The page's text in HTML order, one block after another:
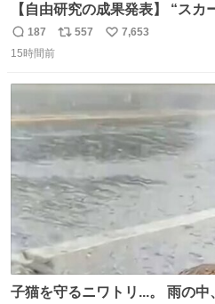
【自由研究の成果発表】 “ス
が、岡澤恋によって270°までな
ことが証明された！”
返
信
187
リ
数
557
い
7,653
15時間前
子猫を守るニワトリ...。 雨の中、羽の中に子猫を入れて守